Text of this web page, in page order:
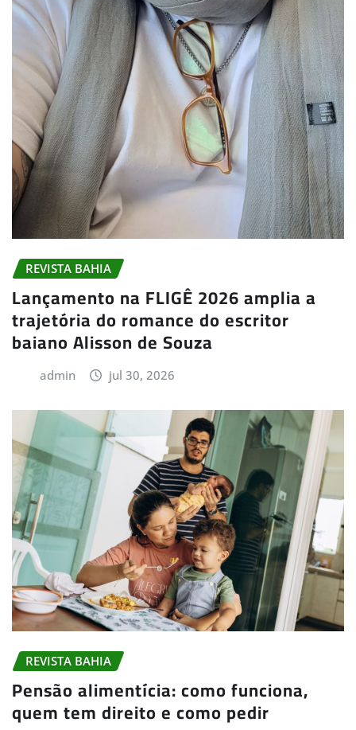
REVISTA BAHIA
Lançamento na FLIGÊ 2026 amplia a
trajetória do romance do escritor
baiano Alisson de Souza
admin jul 30, 2026
REVISTA BAHIA
Pensão alimentícia: como funciona,
quem tem direito e como pedir